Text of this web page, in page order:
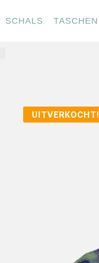
SCHALS TASCHEN
UITVERKOCHT!